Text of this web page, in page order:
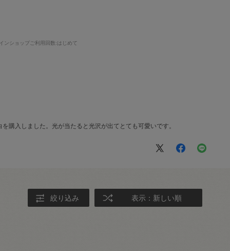
ンショップご利用回数:はじめて
購入しました。光が当たると光沢が出てとても可愛いです。
絞り込み 表示：新しい順